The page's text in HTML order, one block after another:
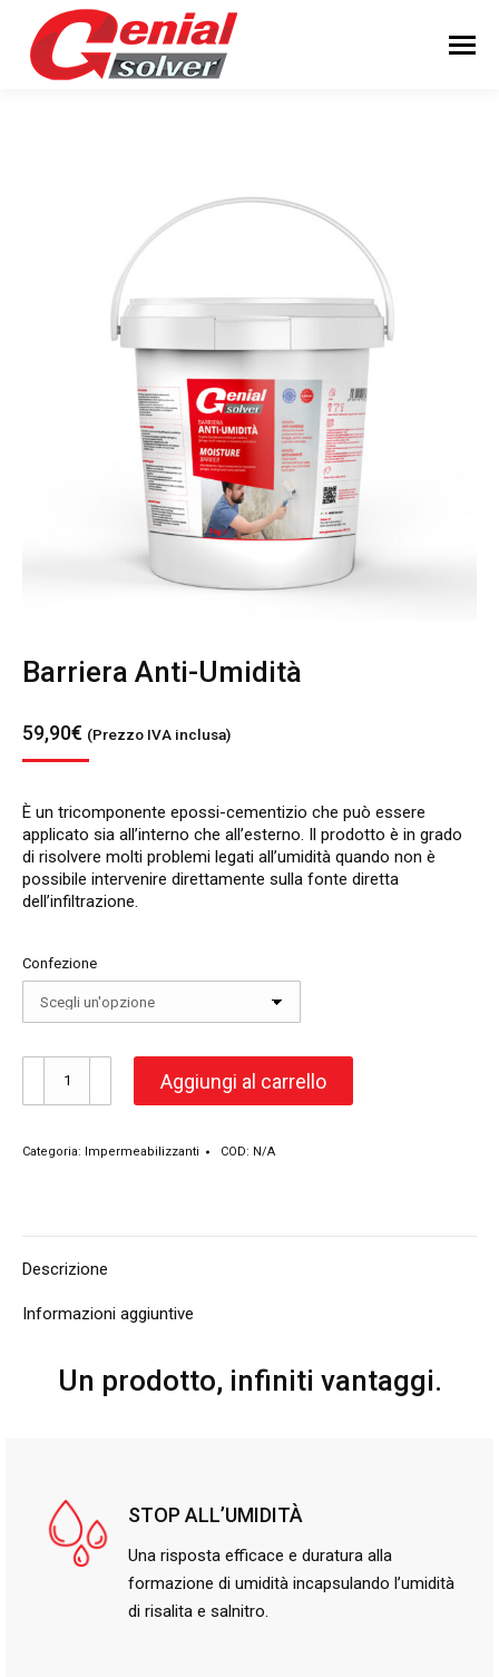
Barriera Anti-Umidità
59,90€ (Prezzo IVA inclusa)
È un tricomponente epossi-cementizio che può essere
applicato sia all’interno che all’esterno. Il prodotto è in grado
di risolvere molti problemi legati all’umidità quando non è
possibile intervenire direttamente sulla fonte diretta
dell’infiltrazione.
Confezione
Umidità
Aggiungi al carrello
Categoria: Impermeabilizzanti COD: N/A
Descrizione
Informazioni aggiuntive
Un prodotto, infiniti vantaggi.
STOP ALL’UMIDITÀ
Una risposta efficace e duratura alla
formazione di umidità incapsulando l’umidità
di risalita e salnitro.